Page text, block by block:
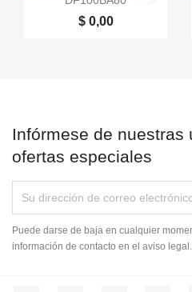
$ 0,00
Infórmese de nuestras
ofertas especiales
Puede darse de baja en cualquier
información de contacto en el aviso legal.